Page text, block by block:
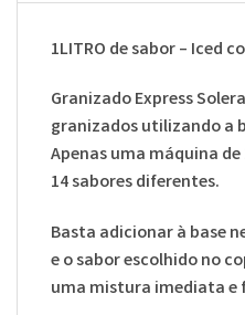
1LITRO de sabor – Iced
Granizado Express
granizados utilizando a
Apenas uma máquina
14 sabores diferentes.
Basta adicionar à base
e o sabor escolhido no
uma mistura imediata e